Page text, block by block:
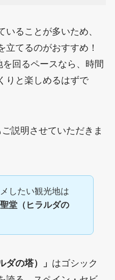
ることが多いため、
立てるのがおすすめ！
回るペースなら、時間
りと楽しめるはずで
説明させていただきま
したい観光地は
聖堂（ヒラルダの
ダの塔）」 はゴシック